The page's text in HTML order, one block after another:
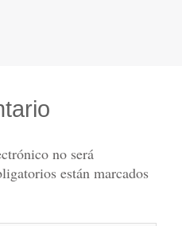
no será
están marcados